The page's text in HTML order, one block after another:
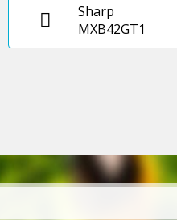
Sharp
MXB42GT1